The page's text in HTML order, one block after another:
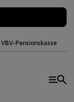
VBV-Pensionskasse